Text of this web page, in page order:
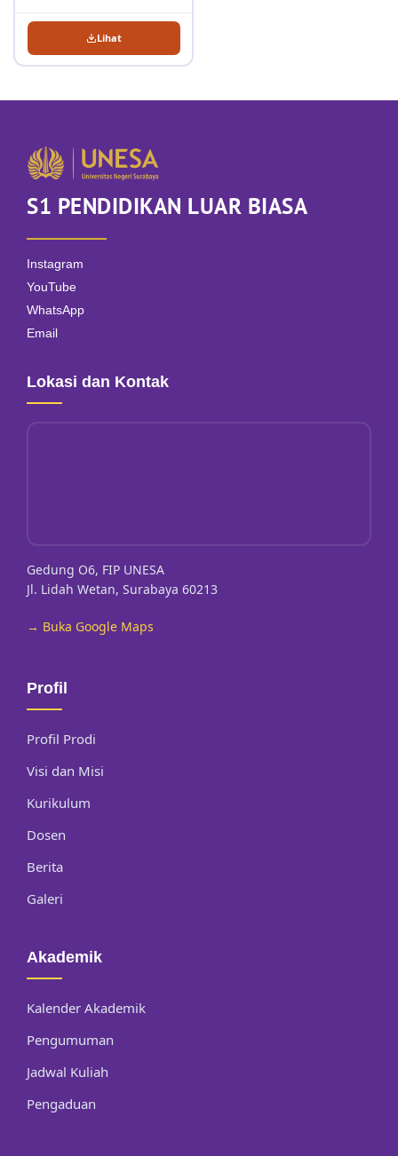
Lihat
S1 PENDIDIKAN LUAR BIASA
Instagram
YouTube
WhatsApp
Email
Lokasi dan Kontak
Gedung O6, FIP UNESA
Jl. Lidah Wetan, Surabaya 60213
→ Buka Google Maps
Profil
Profil Prodi
Visi dan Misi
Kurikulum
Dosen
Berita
Galeri
Akademik
Kalender Akademik
Pengumuman
Jadwal Kuliah
Pengaduan